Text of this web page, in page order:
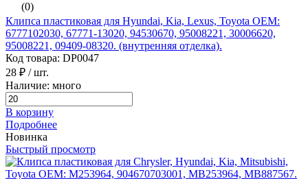
(0)
Клипса пластиковая для Hyundai, Kia, Lexus, Toyota ОЕМ:
6777102030, 67771-13020, 94530670, 95008221, 30006620,
95008221, 09409-08320. (внутренняя отделка).
Код товара: DP0047
28 ₽ / шт.
Наличие: много
В корзину
Подробнее
Новинка
Быстрый просмотр